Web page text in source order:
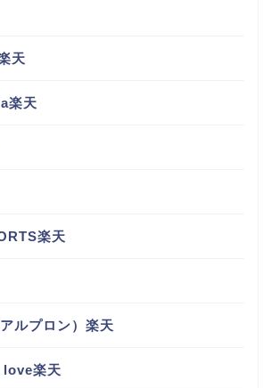
天
楽天
楽天
ルプロン）楽天
楽天